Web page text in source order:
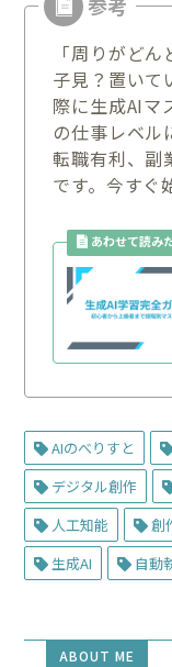
「周りがど
子見？置いて
際に生成AIマ
の仕事レベル
転職有利、副
です。今すぐ
AIのべりすと
デジタル創作
人工知能
創
生成AI
自動
ABOUT ME